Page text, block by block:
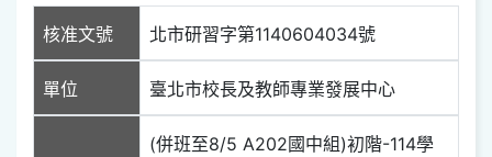
核准文號 北市研習字第1140604034號
單位 臺北市校長及教師專業發展中心
(併班至8/5 A202國中組)初階-114學